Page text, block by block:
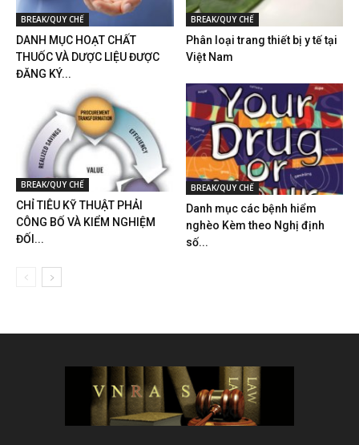
BREAK/QUY CHẾ
DANH MỤC HOẠT CHẤT
THUỐC VÀ DƯỢC LIỆU ĐƯỢC
ĐĂNG KÝ...
BREAK/QUY CHẾ
Phân loại trang thiết bị y tế tại
Việt Nam
BREAK/QUY CHẾ
CHỈ TIÊU KỸ THUẬT PHẢI
CÔNG BỐ VÀ KIỂM NGHIỆM
ĐỐI...
BREAK/QUY CHẾ
Danh mục các bệnh hiểm
nghèo Kèm theo Nghị định
số...